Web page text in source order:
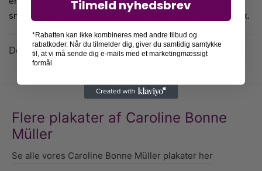
smukke blomsterkrone. Hun står foran en baggrund i pink.
Detaljer
Flere plakater af Caroline Bonne
Müller
Se alle vores Caroline Bonne Müller plakater her
Tilmeld nyhedsbrev
*Rabatten kan ikke kombineres med andre tilbud og
rabatkoder. Når du tilmelder dig, giver du samtidig samtykke
til, at vi må sende dig e-mails med et marketingmæssigt
formål.